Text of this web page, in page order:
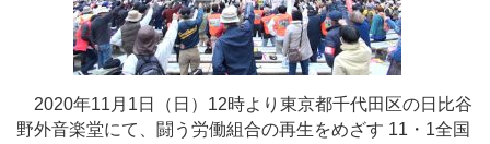
2020年11月1日（日）12時より東京都千代田区の日比谷
野外音楽堂にて、闘う労働組合の再生をめざす 11・1全国